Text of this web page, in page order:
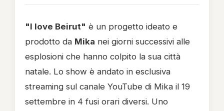
"I love Beirut" è un progetto ideato e
prodotto da Mika nei giorni successivi alle
esplosioni che hanno colpito la sua città
natale. Lo show è andato in esclusiva
streaming sul canale YouTube di Mika il 19
settembre in 4 fusi orari diversi. Uno